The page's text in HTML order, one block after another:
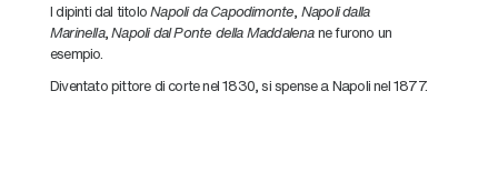
I dipinti dal titoloNapoli da Capodimonte, Napoli dalla
Marinella,Napoli dal Ponte della Maddalenane furono un
esempio.
Diventato pittore di corte nel 1830, si spense a Napoli nel 1877.